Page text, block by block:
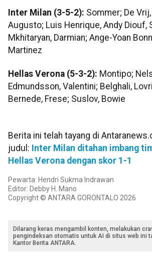
Inter Milan (3-5-2): Sommer; De
Augusto; Luis Henrique, Andy Diouf,
Mkhitaryan, Darmian; Ange-Yoan
Martinez
Hellas Verona (5-3-2): Montipo;
Edmundsson, Valentini; Belghali,
Bernede, Frese; Suslov, Bowie
Berita ini telah tayang di
judul: Inter Milan ditahan imbang
Hellas Verona dengan skor 1-1
Pewarta: Hendri Sukma Indrawan
Editor: Debby H. Mano
Copyright © ANTARA GORONTALO 2026
Dilarang keras mengambil konten, melakukan
pengindeksan otomatis untuk AI di situs web ini
Kantor Berita ANTARA.